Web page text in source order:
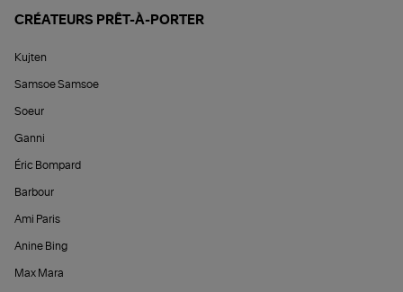
CRÉATEURS PRÊT-À-PORTER
Kujten
Samsoe Samsoe
Soeur
Ganni
Éric Bompard
Barbour
Ami Paris
Anine Bing
Max Mara